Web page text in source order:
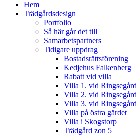
Hem
Trädgårdsdesign
Portfolio
Så här går det till
Samarbetspartners
Tidigare uppdrag
Bostadsrättsförening
Kedjehus Falkenberg
Rabatt vid villa
Villa 1. vid Ringsegård
Villa 2. vid Ringsegård
Villa 3. vid Ringsegård
Villa på östra gärdet
Villa i Skogstorp
Trädgård zon 5